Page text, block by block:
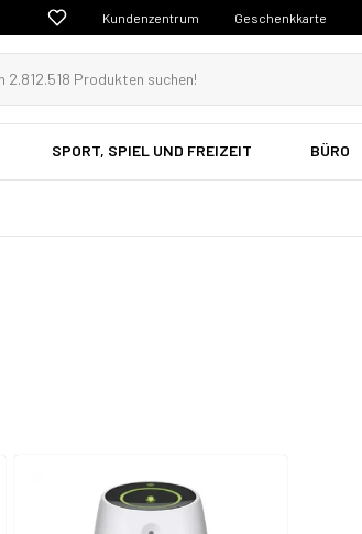
Kundenzentrum Geschenkkarte
SPORT, SPIEL UND FREIZEIT BÜRO